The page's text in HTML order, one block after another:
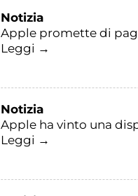
Notizia
Apple promette di
Leggi →
Notizia
Apple ha vinto una
Leggi →